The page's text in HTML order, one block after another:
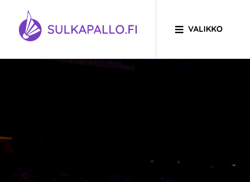
Siirry sivun sisältöön
SIIRRY ETUSIVULLE
VALIKKO